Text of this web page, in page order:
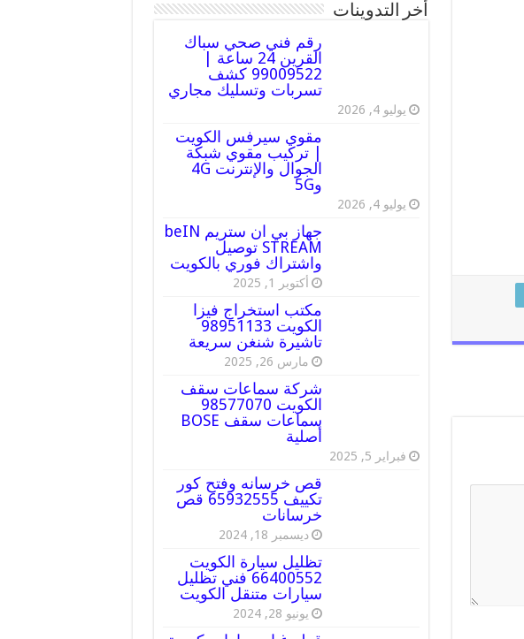
أخر التدوينات
رقم فني صحي سباك
القرين 24 ساعة |
99009522 كشف
تسربات وتسليك مجاري
يوليو 4, 2026
مقوي سيرفس الكويت
| تركيب مقوي شبكة
الجوال والإنترنت 4G
و5G
يوليو 4, 2026
جهاز بي ان ستريم beIN
STREAM توصيل
واشتراك فوري بالكويت
أكتوبر 1, 2025
مكتب استخراج فيزا
الكويت 98951133
تاشيرة شنغن سريعة
مارس 26, 2025
شركة سماعات سقف
الكويت 98577070
سماعات سقف BOSE
أصلية
فبراير 5, 2025
قص خرسانه وفتح كور
تكييف 65932555 قص
خرسانات
ديسمبر 18, 2024
تظليل سيارة الكويت
66400552 فني تظليل
سيارات متنقل الكويت
يونيو 28, 2024